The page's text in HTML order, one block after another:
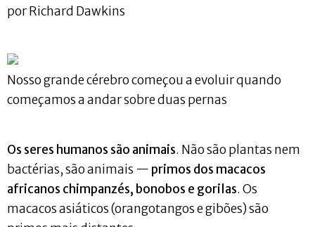
por Richard Dawkins
Nosso grande cérebro começou a evoluir quando
começamos a andar sobre duas pernas
Os seres humanos são animais. Não são plantas nem
bactérias, são animais — primos dos macacos
africanos chimpanzés, bonobos e gorilas. Os
macacos asiáticos (orangotangos e gibões) são